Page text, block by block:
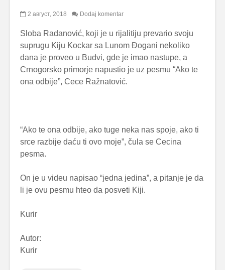
2 август, 2018 Dodaj komentar
Sloba Radanović, koji je u rijalitiju prevario svoju
suprugu Kiju Kockar sa Lunom Đogani nekoliko
dana je proveo u Budvi, gde je imao nastupe, a
Crnogorsko primorje napustio je uz pesmu “Ako te
ona odbije”, Cece Ražnatović.
“Ako te ona odbije, ako tuge neka nas spoje, ako ti
srce razbije daću ti ovo moje”, čula se Cecina
pesma.
On je u videu napisao “jedna jedina”, a pitanje je da
li je ovu pesmu hteo da posveti Kiji.
Kurir
Autor:
Kurir